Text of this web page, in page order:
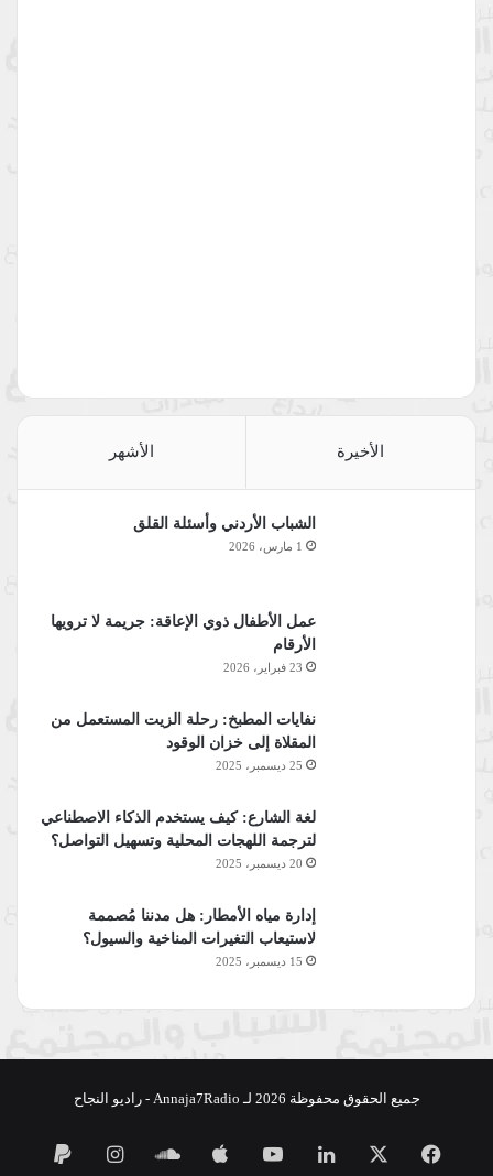
الأخيرة الأشهر
الشباب الأردني وأسئلة القلق
1 مارس، 2026
عمل الأطفال ذوي الإعاقة: جريمة لا ترويها
الأرقام
23 فبراير، 2026
نفايات المطبخ: رحلة الزيت المستعمل من
المقلاة إلى خزان الوقود
25 ديسمبر، 2025
لغة الشارع: كيف يستخدم الذكاء الاصطناعي
لترجمة اللهجات المحلية وتسهيل التواصل؟
20 ديسمبر، 2025
إدارة مياه الأمطار: هل مدننا مُصممة
لاستيعاب التغيرات المناخية والسيول؟
15 ديسمبر، 2025
جميع الحقوق محفوظة 2026 لـ Annaja7Radio - راديو النجاح
فيسبوك لينكدإن‫YouTube ساوندانستقرام
‏Paypal